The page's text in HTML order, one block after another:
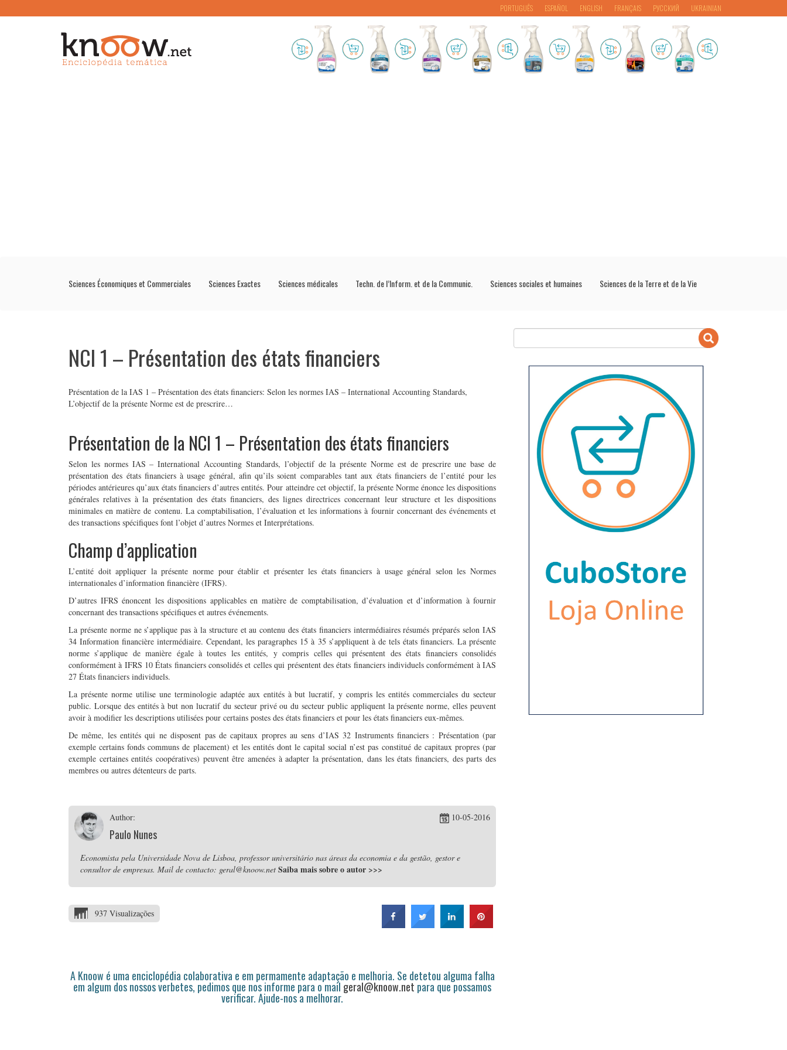
PORTUGUÊS ESPAÑOL ENGLISH FRANÇAIS РУССКИЙ UKRAINIAN
Sciences Économiques et Commerciales Sciences Exactes Sciences médicales Techn. de l’Inform. et de la Communic. Sciences sociales et humaines Sciences de la Terre et de la Vie
NCI 1 – Présentation des états financiers
Présentation de la IAS 1 – Présentation des états financiers: Selon les normes IAS – International Accounting Standards,
L’objectif de la présente Norme est de prescrire…
Présentation de la NCI 1 – Présentation des états financiers
Selon les normes IAS – International Accounting Standards, l’objectif de la présente Norme est de prescrire une base de
présentation des états financiers à usage général, afin qu’ils soient comparables tant aux états financiers de l’entité pour les
périodes antérieures qu’aux états financiers d’autres entités. Pour atteindre cet objectif, la présente Norme énonce les dispositions
générales relatives à la présentation des états financiers, des lignes directrices concernant leur structure et les dispositions
minimales en matière de contenu. La comptabilisation, l’évaluation et les informations à fournir concernant des événements et
des transactions spécifiques font l’objet d’autres Normes et Interprétations.
Champ d’application
L’entité doit appliquer la présente norme pour établir et présenter les états financiers à usage général selon les Normes
internationales d’information financière (IFRS).
D’autres IFRS énoncent les dispositions applicables en matière de comptabilisation, d’évaluation et d’information à fournir
concernant des transactions spécifiques et autres événements.
La présente norme ne s’applique pas à la structure et au contenu des états financiers intermédiaires résumés préparés selon IAS
34 Information financière intermédiaire. Cependant, les paragraphes 15 à 35 s’appliquent à de tels états financiers. La présente
norme s’applique de manière égale à toutes les entités, y compris celles qui présentent des états financiers consolidés
conformément à IFRS 10 États financiers consolidés et celles qui présentent des états financiers individuels conformément à IAS
27 États financiers individuels.
La présente norme utilise une terminologie adaptée aux entités à but lucratif, y compris les entités commerciales du secteur
public. Lorsque des entités à but non lucratif du secteur privé ou du secteur public appliquent la présente norme, elles peuvent
avoir à modifier les descriptions utilisées pour certains postes des états financiers et pour les états financiers eux-mêmes.
De même, les entités qui ne disposent pas de capitaux propres au sens d’IAS 32 Instruments financiers : Présentation (par
exemple certains fonds communs de placement) et les entités dont le capital social n’est pas constitué de capitaux propres (par
exemple certaines entités coopératives) peuvent être amenées à adapter la présentation, dans les états financiers, des parts des
membres ou autres détenteurs de parts.
Author:
Paulo Nunes
10-05-2016
Economista pela Universidade Nova de Lisboa, professor universitário nas áreas da economia e da gestão, gestor e
consultor de empresas. Mail de contacto: geral@knoow.net Saiba mais sobre o autor >>>
937 Visualizações
A Knoow é uma enciclopédia colaborativa e em permamente adaptação e melhoria. Se detetou alguma falha
em algum dos nossos verbetes, pedimos que nos informe para o mail geral@knoow.net para que possamos
verificar. Ajude-nos a melhorar.